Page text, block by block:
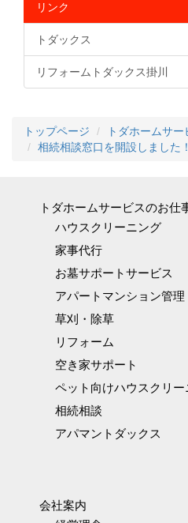
リンク
トダックス
リフォームトダックス掛川
トップページ
トダホームサ
相続相談窓口を開設しました！
トダホームサービスのお仕
ハウスクリーニング
家事代行
お墓サポートサービス
アパートマンション管理
草刈・除草
リフォーム
空き家サポート
ペット向けハウスクリー
相続相談
アパマントダックス
会社案内